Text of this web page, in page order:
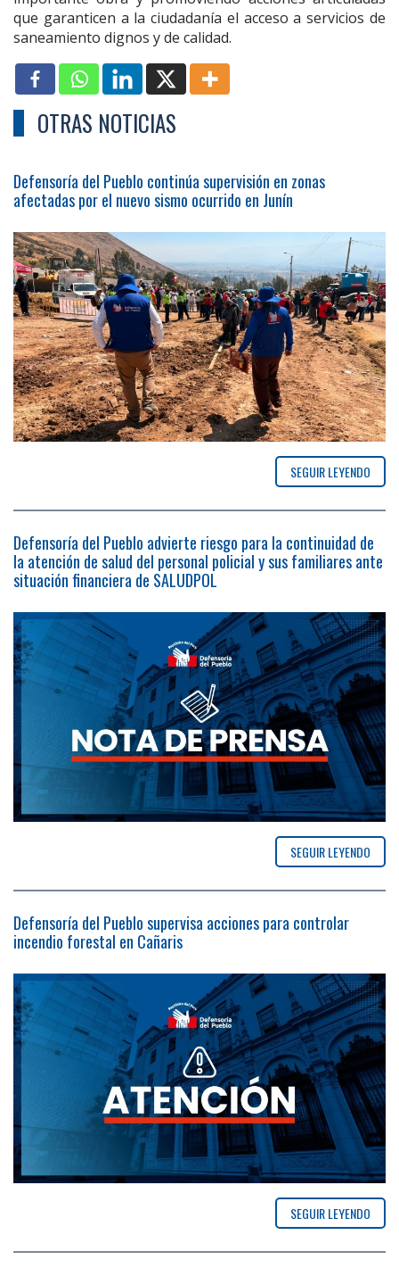
que garanticen a la ciudadanía el acceso a servicios de
saneamiento dignos y de calidad.
OTRAS NOTICIAS
Defensoría del Pueblo continúa supervisión en zonas
afectadas por el nuevo sismo ocurrido en Junín
SEGUIR LEYENDO
Defensoría del Pueblo advierte riesgo para la continuidad de
la atención de salud del personal policial y sus familiares ante
situación financiera de SALUDPOL
SEGUIR LEYENDO
Defensoría del Pueblo supervisa acciones para controlar
incendio forestal en Cañaris
SEGUIR LEYENDO